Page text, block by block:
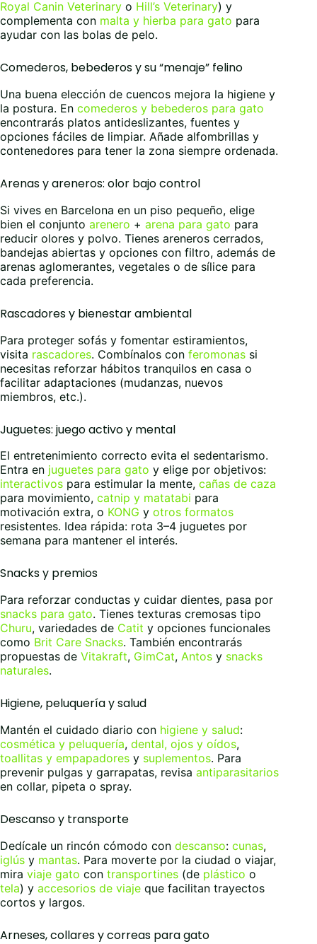
Royal Canin Veterinary o Hill’s Veterinary) y
complementa con malta y hierba para gato para
ayudar con las bolas de pelo.
Comederos, bebederos y su “menaje” felino
Una buena elección de cuencos mejora la higiene y
la postura. En comederos y bebederos para gato
encontrarás platos antideslizantes, fuentes y
opciones fáciles de limpiar. Añade alfombrillas y
contenedores para tener la zona siempre ordenada.
Arenas y areneros: olor bajo control
Si vives en Barcelona en un piso pequeño, elige
bien el conjunto arenero + arena para gato para
reducir olores y polvo. Tienes areneros cerrados,
bandejas abiertas y opciones con filtro, además de
arenas aglomerantes, vegetales o de sílice para
cada preferencia.
Rascadores y bienestar ambiental
Para proteger sofás y fomentar estiramientos,
visita rascadores. Combínalos con feromonas si
necesitas reforzar hábitos tranquilos en casa o
facilitar adaptaciones (mudanzas, nuevos
miembros, etc.).
Juguetes: juego activo y mental
El entretenimiento correcto evita el sedentarismo.
Entra en juguetes para gato y elige por objetivos:
interactivos para estimular la mente, cañas de caza
para movimiento, catnip y matatabi para
motivación extra, o KONG y otros formatos
resistentes. Idea rápida: rota 3–4 juguetes por
semana para mantener el interés.
Snacks y premios
Para reforzar conductas y cuidar dientes, pasa por
snacks para gato. Tienes texturas cremosas tipo
Churu, variedades de Catit y opciones funcionales
como Brit Care Snacks. También encontrarás
propuestas de Vitakraft, GimCat, Antos y snacks
naturales.
Higiene, peluquería y salud
Mantén el cuidado diario con higiene y salud:
cosmética y peluquería, dental, ojos y oídos,
toallitas y empapadores y suplementos. Para
prevenir pulgas y garrapatas, revisa antiparasitarios
en collar, pipeta o spray.
Descanso y transporte
Dedícale un rincón cómodo con descanso: cunas,
iglús y mantas. Para moverte por la ciudad o viajar,
mira viaje gato con transportines (de plástico o
tela) y accesorios de viaje que facilitan trayectos
cortos y largos.
Arneses, collares y correas para gato